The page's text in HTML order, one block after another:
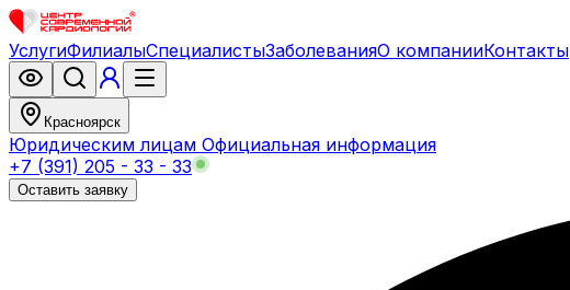
УслугиФилиалыСпециалистыЗаболеванияО компанииКонтакты
Красноярск
Юридическим лицам Официальная информация
+7 (391) 205 - 33 - 33
Оставить заявку